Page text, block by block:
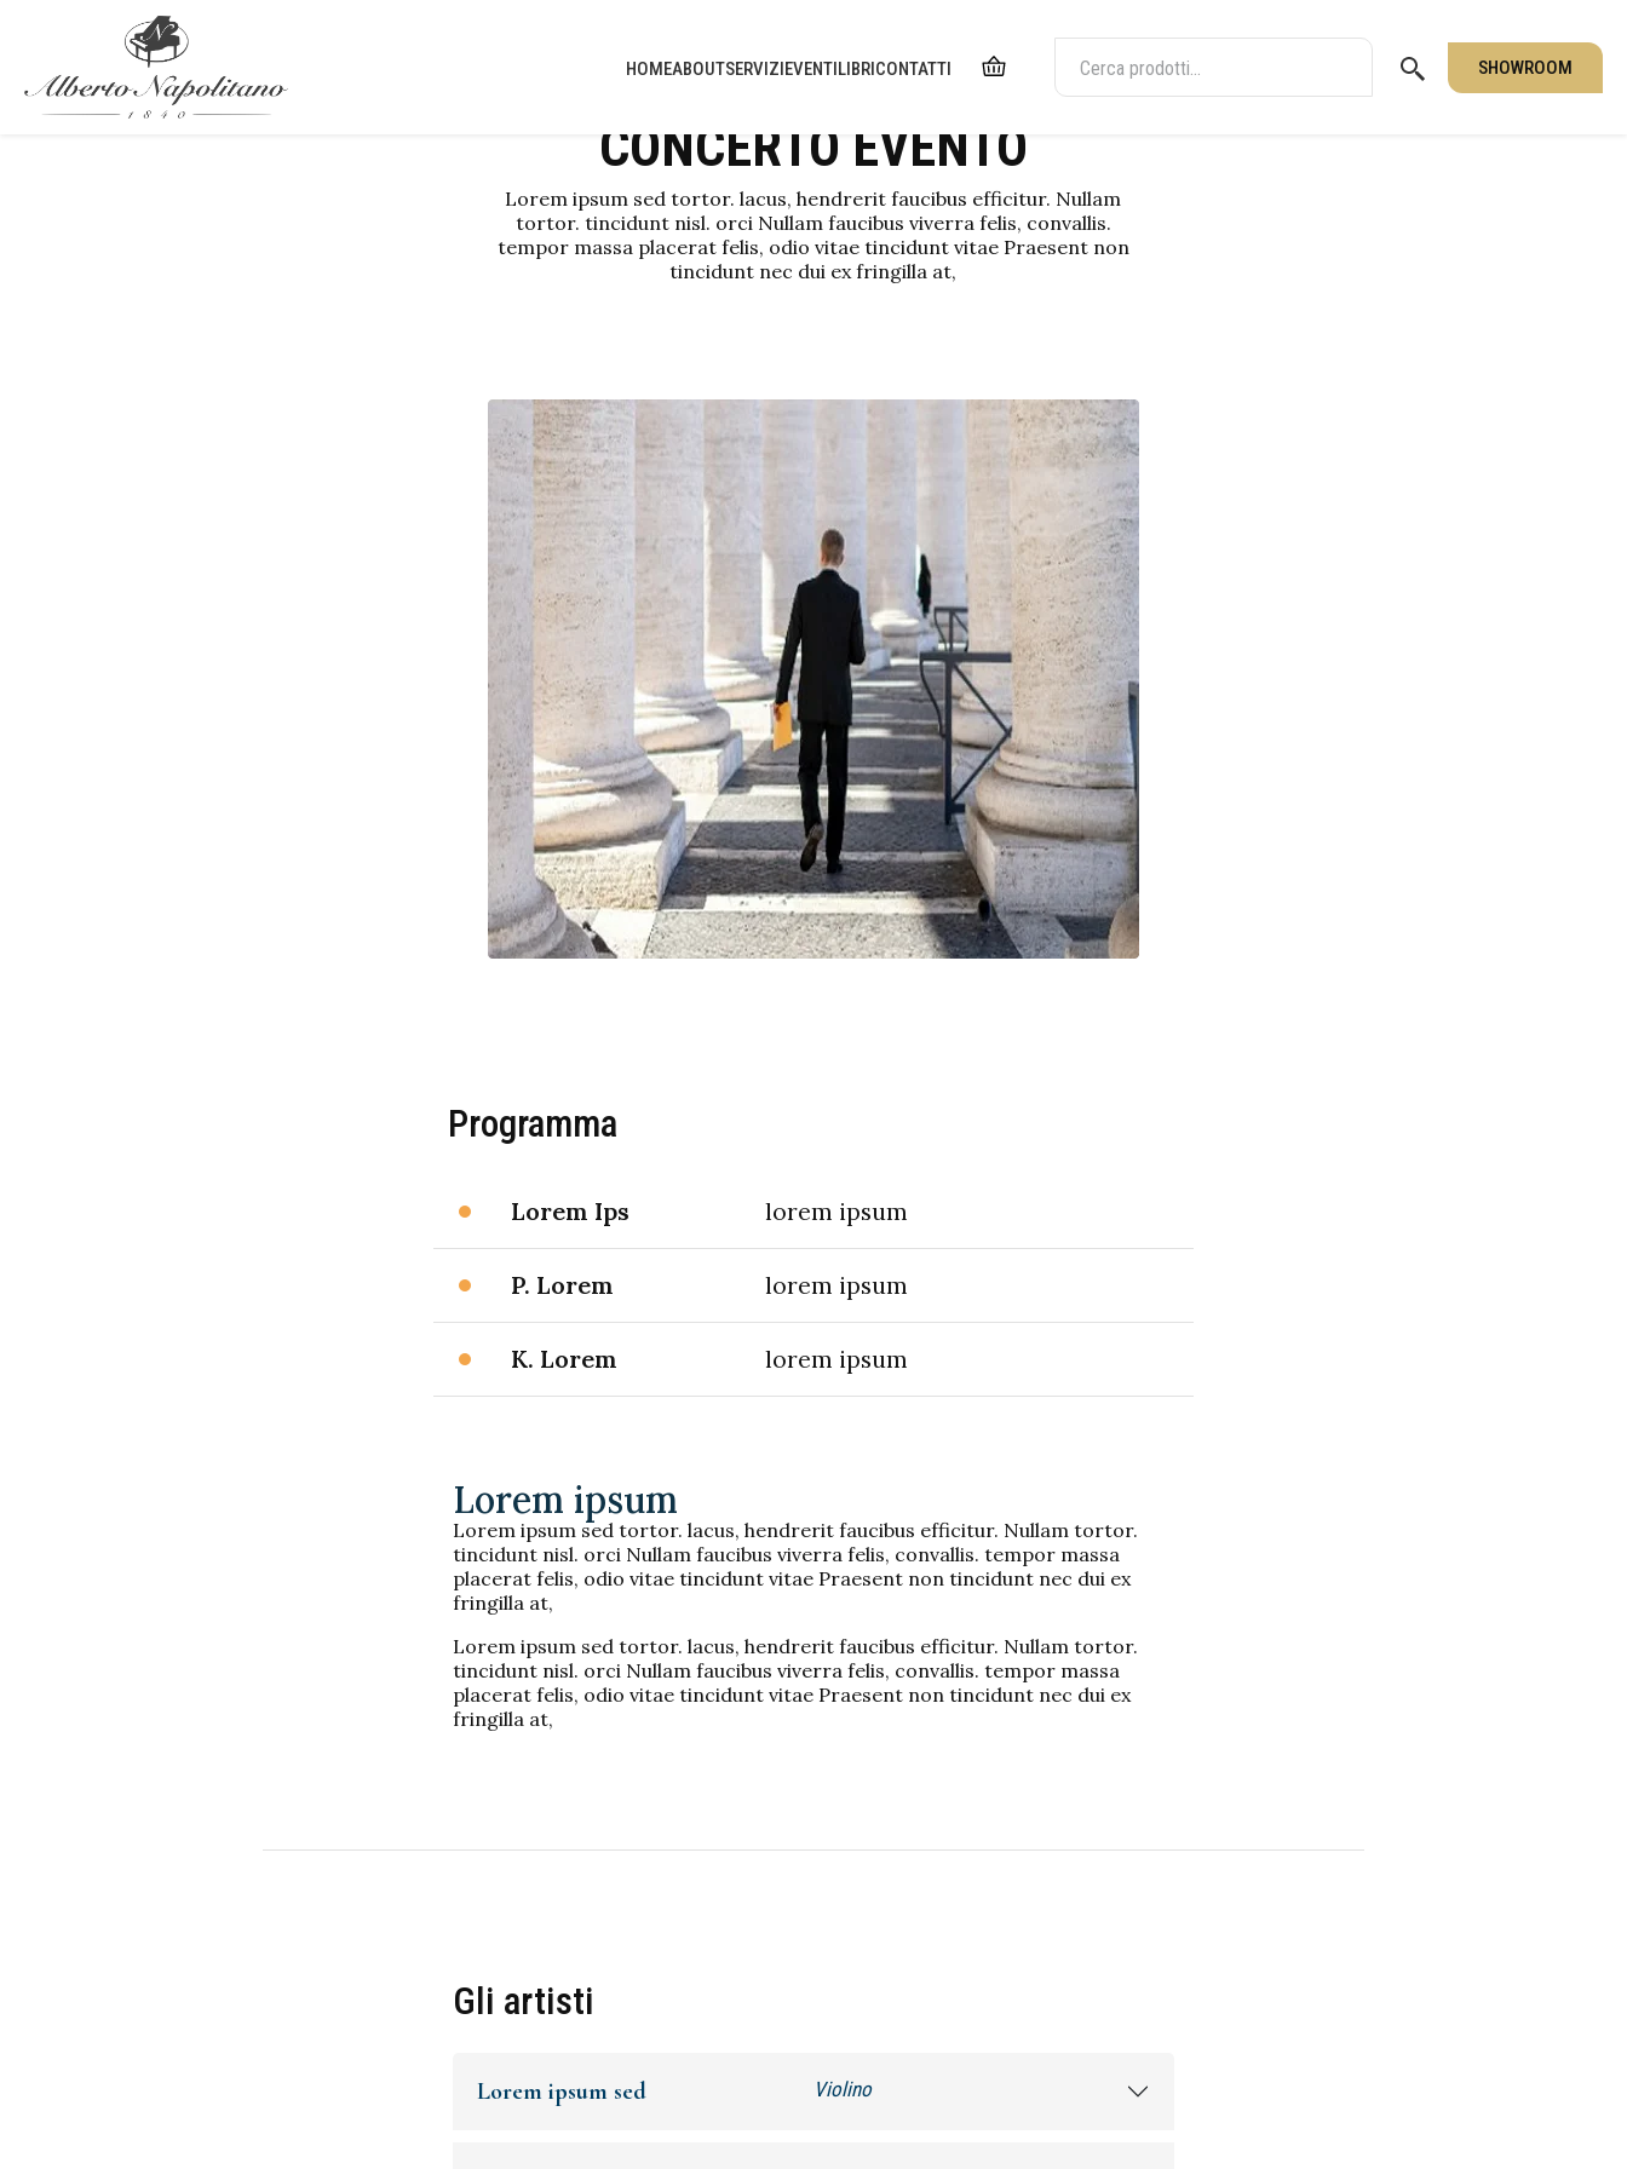
HOMEABOUTSERVIZIEVENTILIBRICONTATTI SHOWROOM
CONCERTO EVENTO
Lorem ipsum sed tortor. lacus, hendrerit faucibus efficitur. Nullam
tortor. tincidunt nisl. orci Nullam faucibus viverra felis, convallis.
tempor massa placerat felis, odio vitae tincidunt vitae Praesent non
tincidunt nec dui ex fringilla at,
Programma
Lorem Ips lorem ipsum
P. Lorem lorem ipsum
K. Lorem lorem ipsum
Lorem ipsum
Lorem ipsum sed tortor. lacus, hendrerit faucibus efficitur. Nullam tortor.
tincidunt nisl. orci Nullam faucibus viverra felis, convallis. tempor massa
placerat felis, odio vitae tincidunt vitae Praesent non tincidunt nec dui ex
fringilla at,
Lorem ipsum sed tortor. lacus, hendrerit faucibus efficitur. Nullam tortor.
tincidunt nisl. orci Nullam faucibus viverra felis, convallis. tempor massa
placerat felis, odio vitae tincidunt vitae Praesent non tincidunt nec dui ex
fringilla at,
Gli artisti
Lorem ipsum sed Violino